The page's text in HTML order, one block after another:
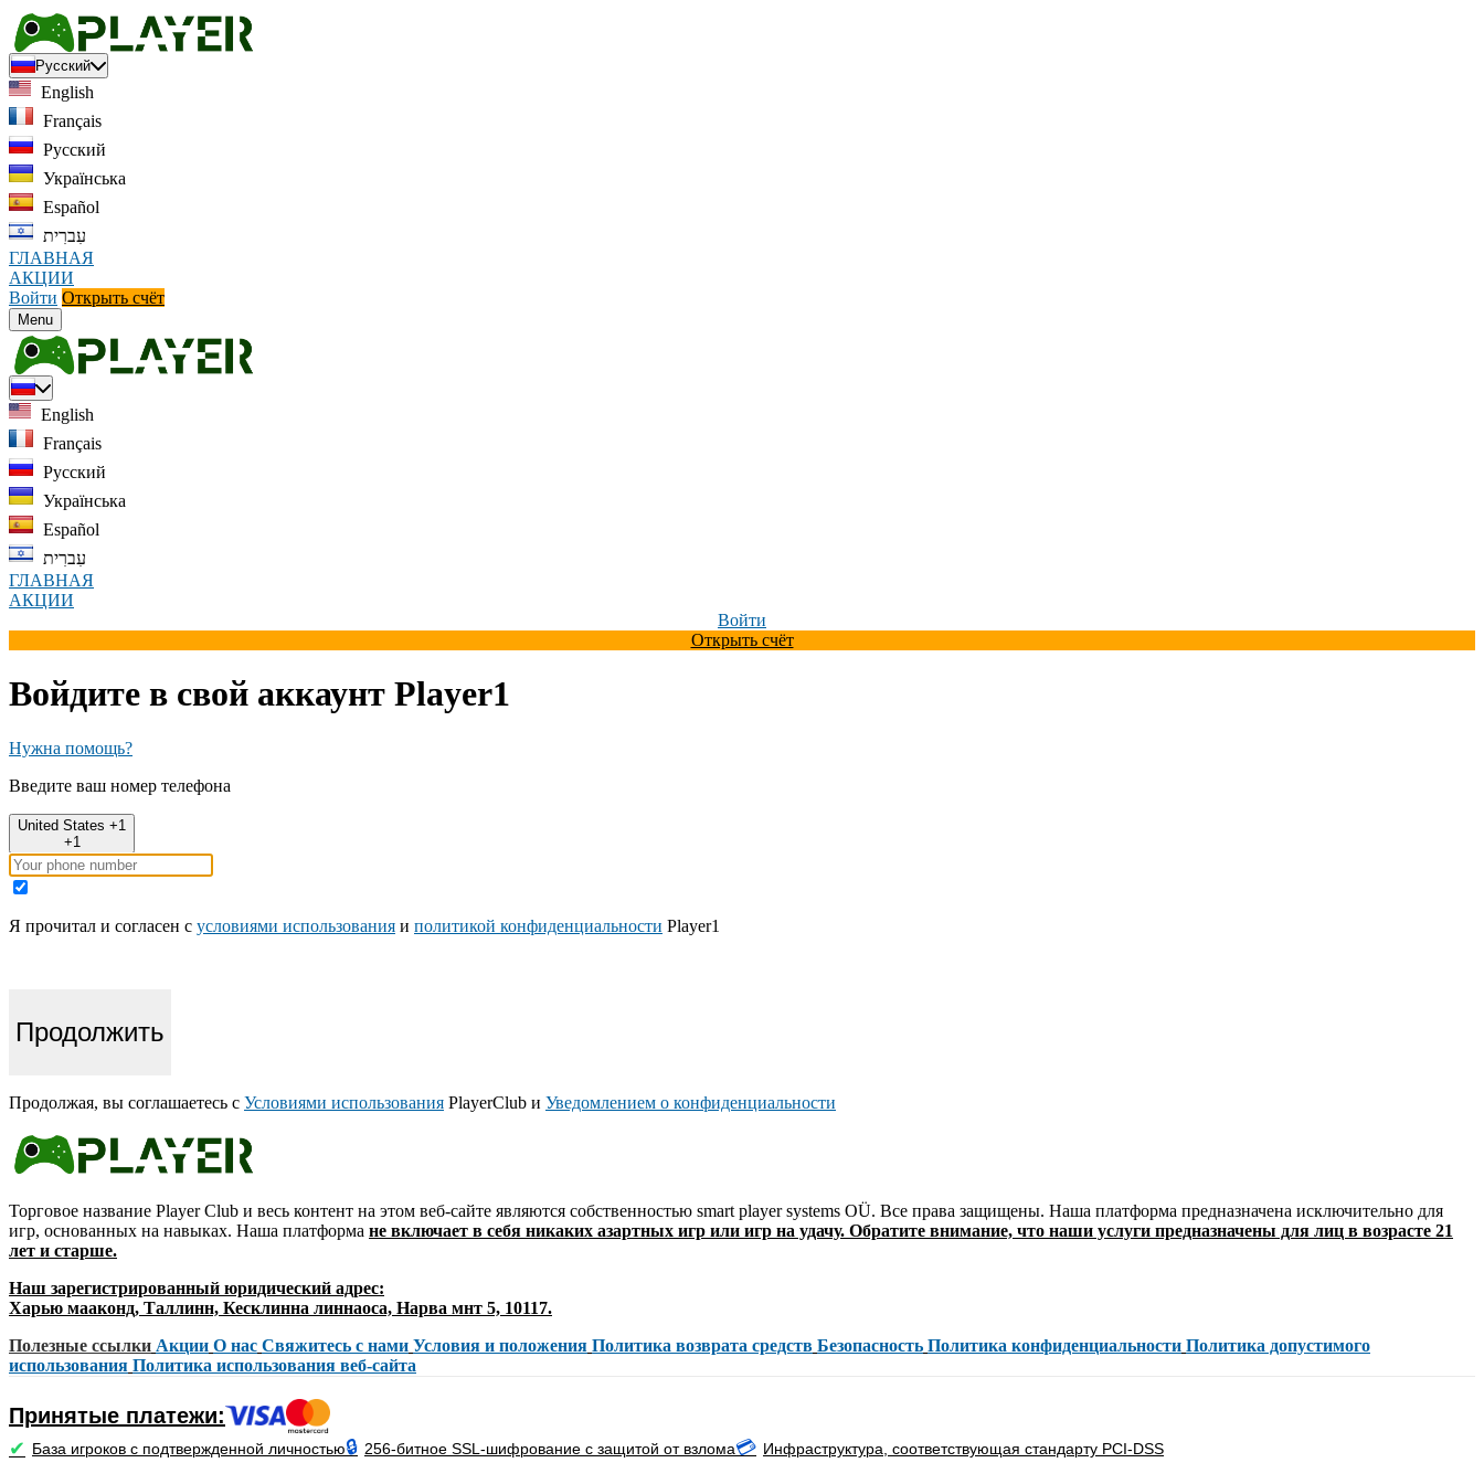
Русский
English
Français
Русский
Українська
Español
עִברִית
ГЛАВНАЯ
АКЦИИ
Войти Открыть счёт
Menu
English
Français
Русский
Українська
Español
עִברִית
ГЛАВНАЯ
АКЦИИ
Войти
Открыть счёт
Войдите в свой аккаунт Player1
Нужна помощь?
Введите ваш номер телефона
United States +1
+1
Я прочитал и согласен с условиями использования и политикой конфиденциальности Player1
Продолжить
Продолжая, вы соглашаетесь с Условиями использования PlayerClub и Уведомлением о конфиденциальности
Торговое название Player Club и весь контент на этом веб-сайте являются собственностью smart player systems OÜ. Все права защищены. Наша платформа предназначена исключительно для
игр, основанных на навыках. Наша платформа не включает в себя никаких азартных игр или игр на удачу. Обратите внимание, что наши услуги предназначены для лиц в возрасте 21
лет и старше.
Наш зарегистрированный юридический адрес:
Харью мааконд, Таллинн, Кесклинна линнаоса, Нарва мнт 5, 10117.
Полезные ссылки Акции О нас Свяжитесь с нами Условия и положения Политика возврата средств Безопасность Политика конфиденциальности Политика допустимого
использования Политика использования веб-сайта
Принятые платежи:
✔ База игроков с подтвержденной личностью🔒 256-битное SSL-шифрование с защитой от взлома💳 Инфраструктура, соответствующая стандарту PCI-DSS